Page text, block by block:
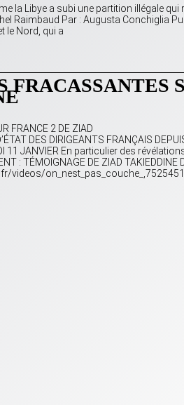
la Libye a subi une partition illégale qui
Raimbaud Par : Augusta Conchiglia
le Nord, qui a
FRACASSANTES
FRANCE 2 DE ZIAD
DES DIRIGEANTS FRANÇAIS
11 JANVIER En particulier des
: TÉMOIGNAGE DE ZIAD TAKIEDDINE
videos/